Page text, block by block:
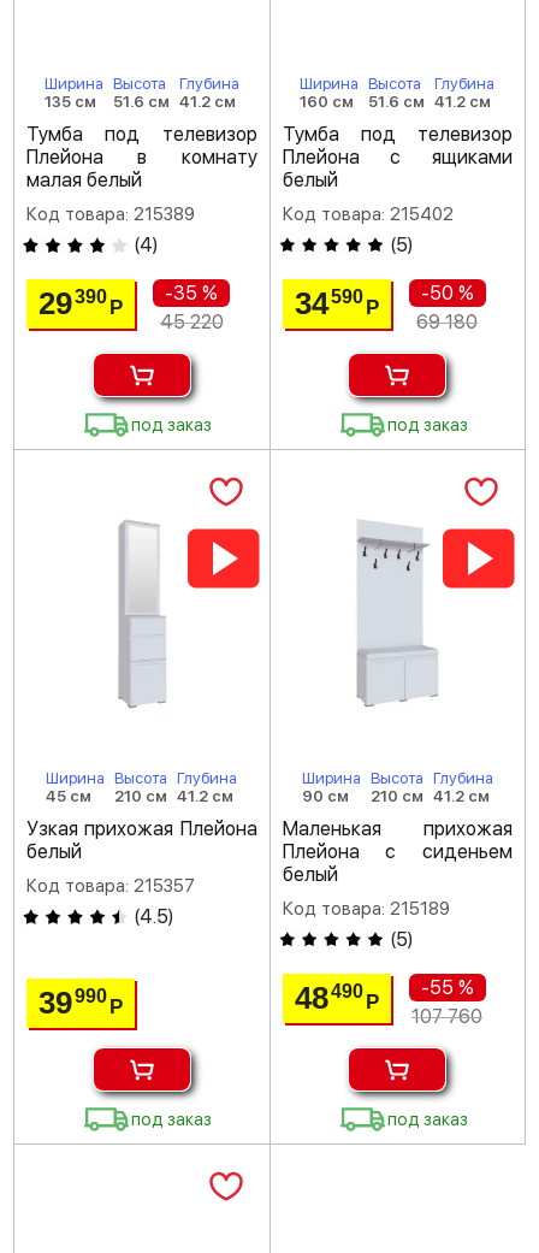
Ширина
135 см
Высота
51.6 см
Глубина
41.2 см
Тумба под телевизор
Плейона в комнату
малая белый
Код товара: 215389
(4)
29390Р
-35 %
45 220
под заказ
Ширина
160 см
Высота
51.6 см
Глубина
41.2 см
Тумба под телевизор
Плейона с ящиками
белый
Код товара: 215402
(5)
34590 Р
-50 %
69 180
под заказ
Ширина
45 см
Высота
210 см
Глубина
41.2 см
Узкая прихожая Плейона
белый
Код товара: 215357
(4.5)
39990Р
под заказ
Ширина
90 см
Высота
210 см
Глубина
41.2 см
Маленькая прихожая
Плейона с сиденьем
белый
Код товара: 215189
(5)
48490 Р
-55 %
107 760
под заказ